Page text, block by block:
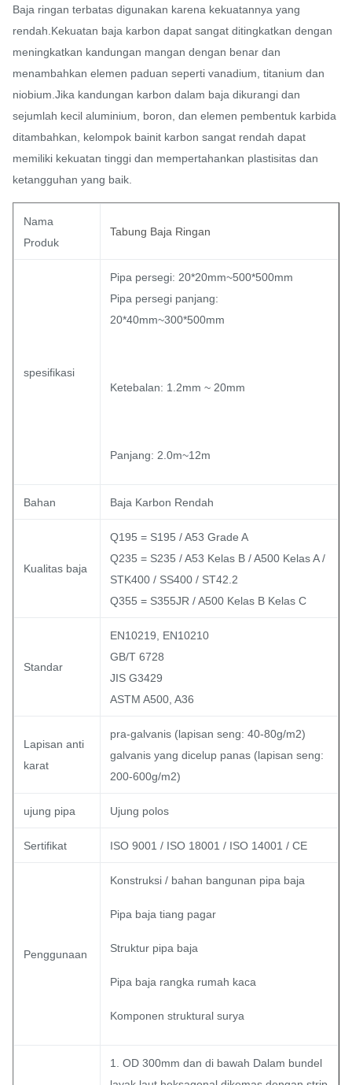
Baja ringan terbatas digunakan karena kekuatannya yang
rendah.Kekuatan baja karbon dapat sangat ditingkatkan dengan
meningkatkan kandungan mangan dengan benar dan
menambahkan elemen paduan seperti vanadium, titanium dan
niobium.Jika kandungan karbon dalam baja dikurangi dan
sejumlah kecil aluminium, boron, dan elemen pembentuk karbida
ditambahkan, kelompok bainit karbon sangat rendah dapat
memiliki kekuatan tinggi dan mempertahankan plastisitas dan
ketangguhan yang baik.
Nama
Produk
Tabung Baja Ringan
spesifikasi
Pipa persegi: 20*20mm~500*500mm
Pipa persegi panjang:
20*40mm~300*500mm
Ketebalan: 1.2mm ~ 20mm
Panjang: 2.0m~12m
Bahan Baja Karbon Rendah
Kualitas baja
Q195 = S195 / A53 Grade A
Q235 = S235 / A53 Kelas B / A500 Kelas A /
STK400 / SS400 / ST42.2
Q355 = S355JR / A500 Kelas B Kelas C
Standar
EN10219, EN10210
GB/T 6728
JIS G3429
ASTM A500, A36
Lapisan anti
karat
pra-galvanis (lapisan seng: 40-80g/m2)
galvanis yang dicelup panas (lapisan seng:
200-600g/m2)
ujung pipa Ujung polos
Sertifikat ISO 9001 / ISO 18001 / ISO 14001 / CE
Penggunaan
Konstruksi / bahan bangunan pipa baja
Pipa baja tiang pagar
Struktur pipa baja
Pipa baja rangka rumah kaca
Komponen struktural surya
1. OD 300mm dan di bawah Dalam bundel